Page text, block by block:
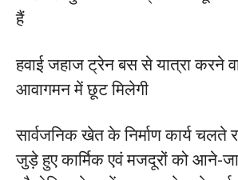
हैं
हवाई जहाज ट्रेन बस से यात्रा करने
आवागमन में छूट मिलेगी
सार्वजनिक खेत के निर्माण कार्य चलते
जुड़े हुए कार्मिक एवं मजदूरों को आने-